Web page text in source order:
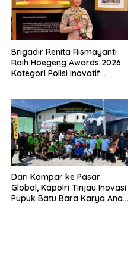
Brigadir Renita Rismayanti
Raih Hoegeng Awards 2026
Kategori Polisi Inovatif
Dari Kampar ke Pasar
Global, Kapolri Tinjau Inovasi
Pupuk Batu Bara Karya Anak